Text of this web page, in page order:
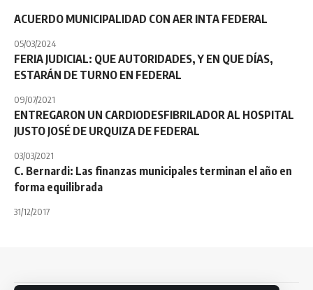
ACUERDO MUNICIPALIDAD CON AER INTA FEDERAL
05/03/2024
FERIA JUDICIAL: QUE AUTORIDADES, Y EN QUE DÍAS,
ESTARÁN DE TURNO EN FEDERAL
09/07/2021
ENTREGARON UN CARDIODESFIBRILADOR AL HOSPITAL
JUSTO JOSÉ DE URQUIZA DE FEDERAL
03/03/2021
C. Bernardi: Las finanzas municipales terminan el año en
forma equilibrada
31/12/2017